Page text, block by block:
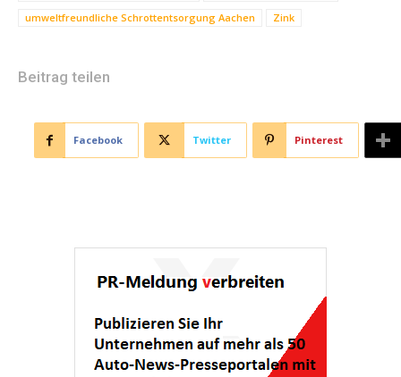
umweltfreundliche Schrottentsorgung Aachen
Zink
Beitrag teilen
Facebook Twitter Pinterest